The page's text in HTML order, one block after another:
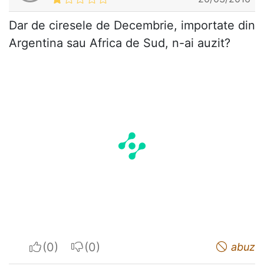
Dar de ciresele de Decembrie, importate din
Argentina sau Africa de Sud, n-ai auzit?
I apreciateI do not appreciate abuz